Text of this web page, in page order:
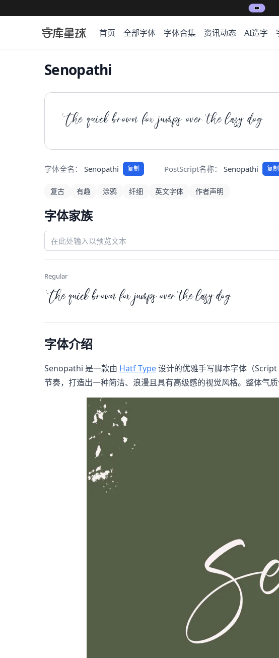
首页 全部字体 字体合集 资讯动态 AI造字
Senopathi
The quick brown fox jumps over the lazy dog
字体全名： Senopathi 复制 PostScript名称： Senopathi 复制
复古 有趣 涂鸦 纤细 英文字体 作者声明
字体家族
Regular
The quick brown fox jumps over the lazy dog
字体介绍
Senopathi 是一款由 Hatf Type设计的优雅手写脚本字体（
节奏，打造出一种简洁、浪漫且具有高级感的视觉风格。整体气